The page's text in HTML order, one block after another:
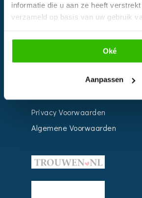
informatie die u aan ze heeft
verzameld op basis van uw gebruik
Oké
Aanpassen
Weddingplanner
Voor Bedrijven
Privacy Voorwaarden
Algemene Voorwaarden